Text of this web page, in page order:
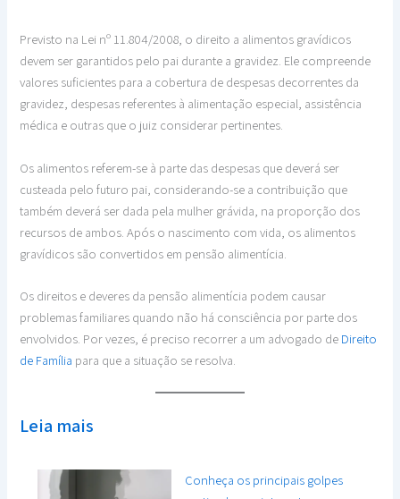
Previsto na Lei nº 11.804/2008, o direito a alimentos gravídicos
devem ser garantidos pelo pai durante a gravidez. Ele compreende
valores suficientes para a cobertura de despesas decorrentes da
gravidez, despesas referentes à alimentação especial, assistência
médica e outras que o juiz considerar pertinentes.
Os alimentos referem-se à parte das despesas que deverá ser
custeada pelo futuro pai, considerando-se a contribuição que
também deverá ser dada pela mulher grávida, na proporção dos
recursos de ambos. Após o nascimento com vida, os alimentos
gravídicos são convertidos em pensão alimentícia.
Os direitos e deveres da pensão alimentícia podem causar
problemas familiares quando não há consciência por parte dos
envolvidos. Por vezes, é preciso recorrer a um advogado de Direito
de Família para que a situação se resolva.
Leia mais
Conheça os principais golpes